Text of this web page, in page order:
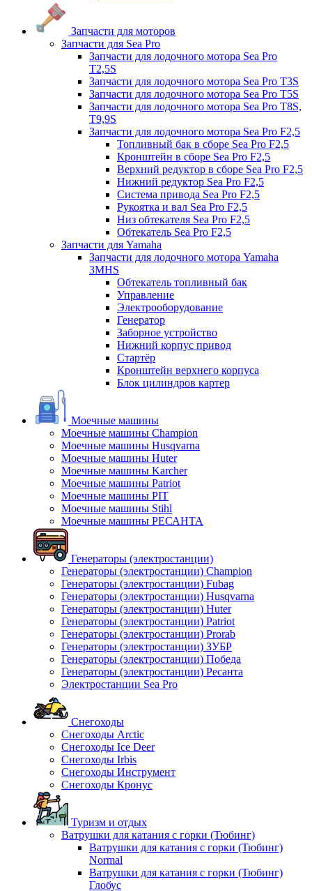
Запчасти для моторов
Запчасти для Sea Pro
Запчасти для лодочного мотора Sea Pro
Т2,5S
Запчасти для лодочного мотора Sea Pro Т3S
Запчасти для лодочного мотора Sea Pro Т5S
Запчасти для лодочного мотора Sea Pro Т8S,
T9,9S
Запчасти для лодочного мотора Sea Pro F2,5
Топливный бак в сборе Sea Pro F2,5
Кронштейн в сборе Sea Pro F2,5
Верхний редуктор в сборе Sea Pro F2,5
Нижний редуктор Sea Pro F2,5
Система привода Sea Pro F2,5
Рукоятка и вал Sea Pro F2,5
Низ обтекателя Sea Pro F2,5
Обтекатель Sea Pro F2,5
Запчасти для Yamaha
Запчасти для лодочного мотора Yamaha
3MHS
Обтекатель топливный бак
Управление
Электрооборудование
Генератор
Заборное устройство
Нижний корпус привод
Стартёр
Кронштейн верхнего корпуса
Блок цилиндров картер
Моечные машины
Моечные машины Champion
Моечные машины Husqvarna
Моечные машины Huter
Моечные машины Karcher
Моечные машины Patriot
Моечные машины PIT
Моечные машины Stihl
Моечные машины РЕСАНТА
Генераторы (электростанции)
Генераторы (электростанции) Champion
Генераторы (электростанции) Fubag
Генераторы (электростанции) Husqvarna
Генераторы (электростанции) Huter
Генераторы (электростанции) Patriot
Генераторы (электростанции) Prorab
Генераторы (электростанции) ЗУБР
Генераторы (электростанции) Победа
Генераторы (электростанции) Ресанта
Электростанции Sea Pro
Снегоходы
Снегоходы Arctic
Снегоходы Ice Deer
Снегоходы Irbis
Снегоходы Инструмент
Снегоходы Кронус
Туризм и отдых
Ватрушки для катания с горки (Тюбинг)
Ватрушки для катания с горки (Тюбинг)
Normal
Ватрушки для катания с горки (Тюбинг)
Глобус